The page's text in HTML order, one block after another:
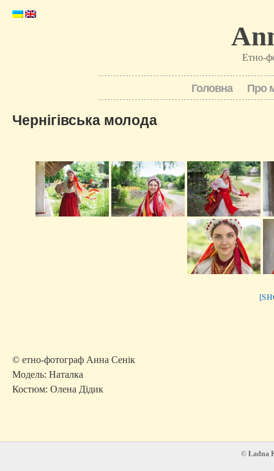
Етно-
Головна Про
Чернігівська молода
© етно-фотограф Анна Сенік
Модель: Наталка
Костюм: Олена Дідик
© Ładna